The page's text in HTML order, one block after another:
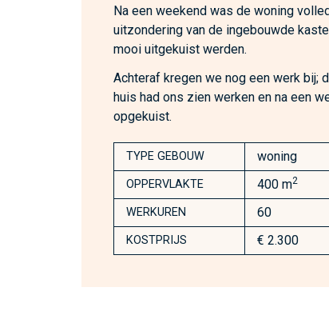
Na een weekend was de woning
uitzondering van de ingebouwde
mooi uitgekuist werden.
Achteraf kregen we nog een werk bij;
huis had ons zien werken en na een
opgekuist.
TYPE GEBOUW woning
OPPERVLAKTE 400 m2
WERKUREN 60
KOSTPRIJS € 2.300